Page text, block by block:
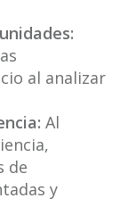
al analizar
Al
de
y